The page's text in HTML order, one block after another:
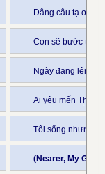
Dâng câu tạ ơn,
Con sẽ bước tới
Ngày đang lên
Ai yêu mến Thầy
Tôi sống nhưng
(Nearer, My God,